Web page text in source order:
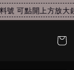
號 可點開上方放大